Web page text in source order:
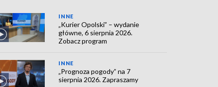
INNE
„Kurier Opolski” – wydanie
główne, 6 sierpnia 2026.
Zobacz program
INNE
„Prognoza pogody” na 7
sierpnia 2026. Zapraszamy